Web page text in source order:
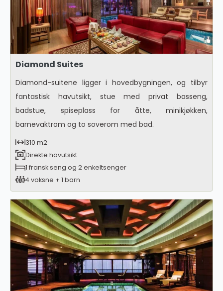
Diamond Suites
Diamond-suitene ligger i hovedbygningen, og tilbyr
fantastisk havutsikt, stue med privat basseng,
badstue, spiseplass for åtte, minikjøkken,
barnevaktrom og to soverom med bad.
310 m2
Direkte havutsikt
1 fransk seng og 2 enkeltsenger
4 voksne + 1 barn